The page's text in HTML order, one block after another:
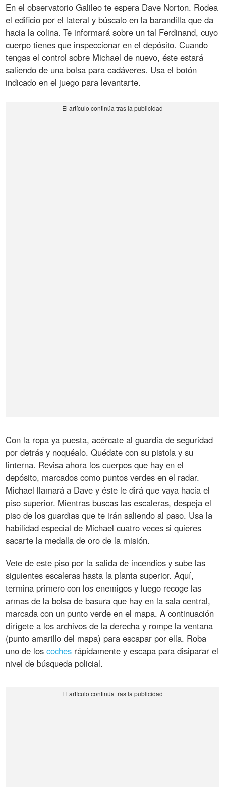
En el observatorio Galileo te espera Dave Norton. Rodea
el edificio por el lateral y búscalo en la barandilla que da
hacia la colina. Te informará sobre un tal Ferdinand, cuyo
cuerpo tienes que inspeccionar en el depósito. Cuando
tengas el control sobre Michael de nuevo, éste estará
saliendo de una bolsa para cadáveres. Usa el botón
indicado en el juego para levantarte.
Con la ropa ya puesta, acércate al guardia de seguridad
por detrás y noquéalo. Quédate con su pistola y su
linterna. Revisa ahora los cuerpos que hay en el
depósito, marcados como puntos verdes en el radar.
Michael llamará a Dave y éste le dirá que vaya hacia el
piso superior. Mientras buscas las escaleras, despeja el
piso de los guardias que te irán saliendo al paso. Usa la
habilidad especial de Michael cuatro veces si quieres
sacarte la medalla de oro de la misión.
Vete de este piso por la salida de incendios y sube las
siguientes escaleras hasta la planta superior. Aquí,
termina primero con los enemigos y luego recoge las
armas de la bolsa de basura que hay en la sala central,
marcada con un punto verde en el mapa. A continuación
dirígete a los archivos de la derecha y rompe la ventana
(punto amarillo del mapa) para escapar por ella. Roba
uno de loscoches rápidamente y escapa para disiparar el
nivel de búsqueda policial.